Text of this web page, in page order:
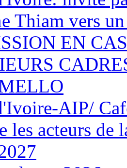
Thiam vers
EN
AIP/
les acteurs de